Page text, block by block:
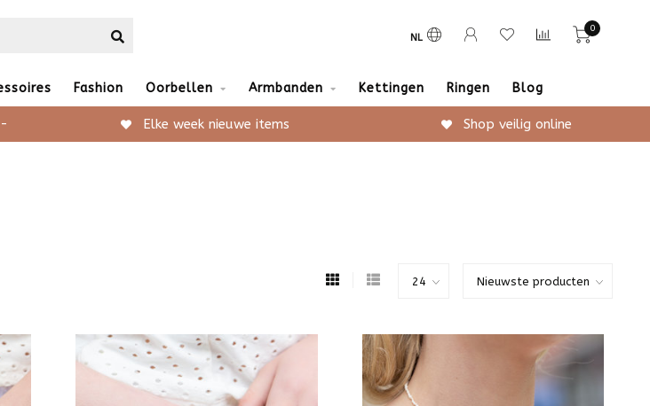
NL
0
Fashion Oorbellen Armbanden Kettingen Ringen Blog
Elke week nieuwe items Shop veilig online